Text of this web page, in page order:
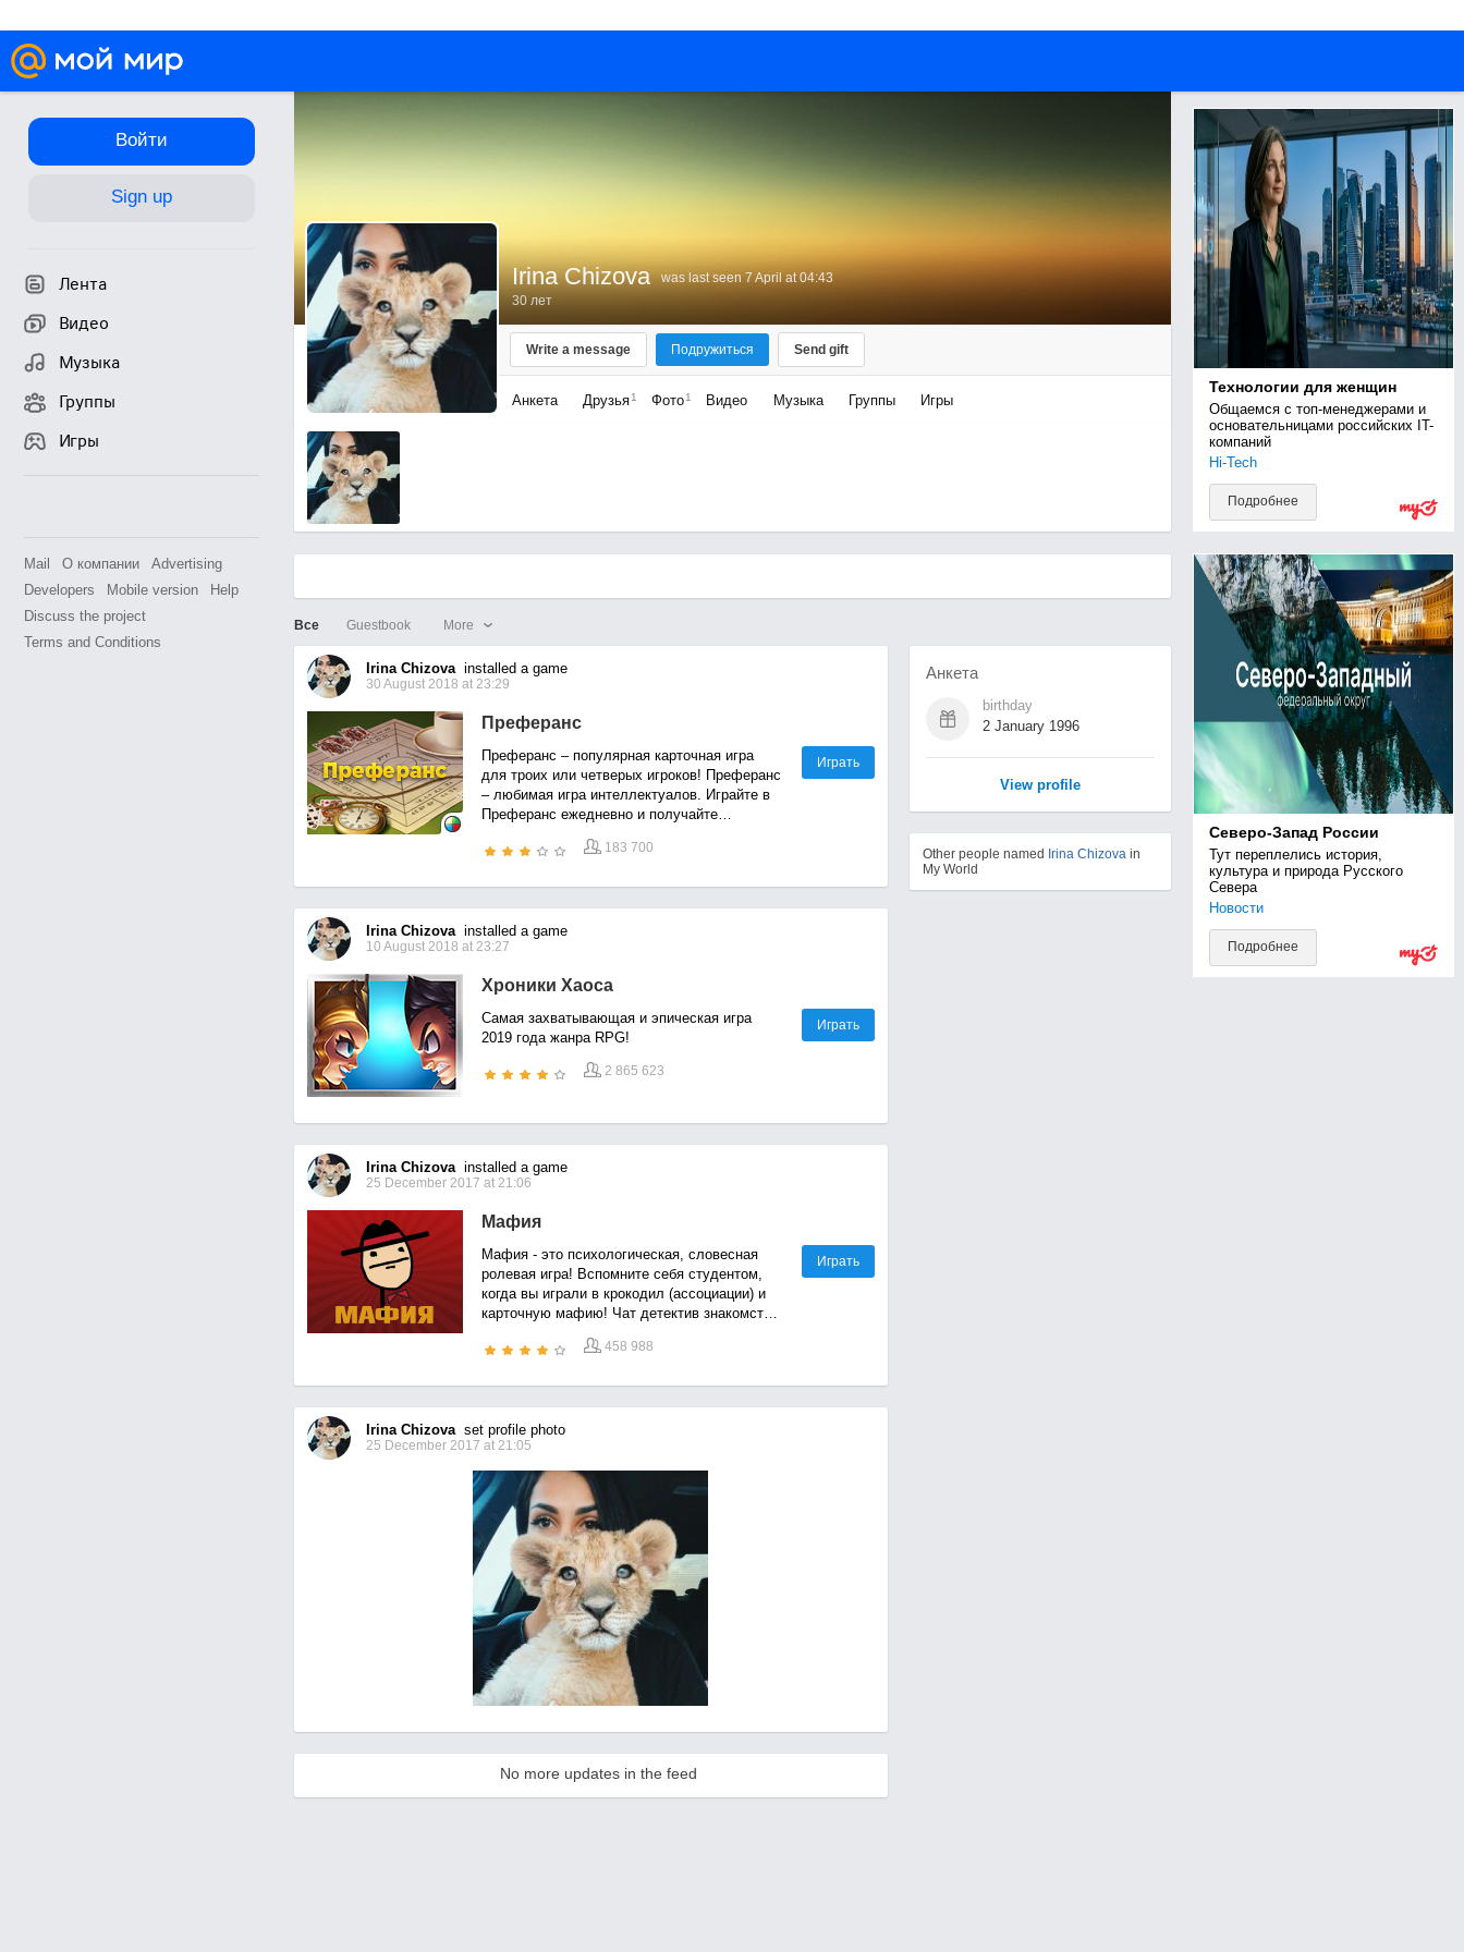
Войти
Sign up
Лента
Видео
Музыка
Группы
Игры
Mail О компании
Advertising
Developers
Mobile version
Help
Discuss the project
Terms and Conditions
Irina Chizova
was last seen 7 April at 04:43
30 лет
Write a message Подружиться Send gift
Анкета Друзья 1 Фото 1 Видео Музыка Группы Игры
Все Guestbook More
Irina Chizovainstalled a game
30 August 2018 at 23:29
Преферанс
Преферанс – популярная карточная игра
для троих или четверых игроков! Преферанс
– любимая игра интеллектуалов. Играйте в
Преферанс ежедневно и получайте
183 700
Играть
Irina Chizovainstalled a game
10 August 2018 at 23:27
Хроники Хаоса
Самая захватывающая и эпическая игра
2019 года жанра RPG!
2 865 623
Играть
Irina Chizovainstalled a game
25 December 2017 at 21:06
Мафия
Мафия - это психологическая, словесная
ролевая игра! Вспомните себя студентом,
когда вы играли в крокодил (ассоциации) и
карточную мафию! Чат детектив знакомства
458 988
Играть
Irina Chizovaset profile photo
25 December 2017 at 21:05
No more updates in the feed
Анкета
birthday
2 January 1996
View profile
Технологии для женщин
Общаемся с топ-менеджерами и
основательницами российских IT-
компаний
Hi-Tech
Подробнее
Северо-Запад России
Тут переплелись история,
культура и природа Русского
Севера
Новости
Подробнее
Other people named Irina Chizovain
My World